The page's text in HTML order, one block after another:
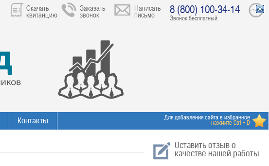
Скачать
квитанцию
Заказать
звонок
Написать
письмо 8 (800) 100-34-14
Звонок бесплатный
Контакты Для добавления сайта в избранное
нажмите Ctrl + D
Оставить отзыв о
качестве нашей работы